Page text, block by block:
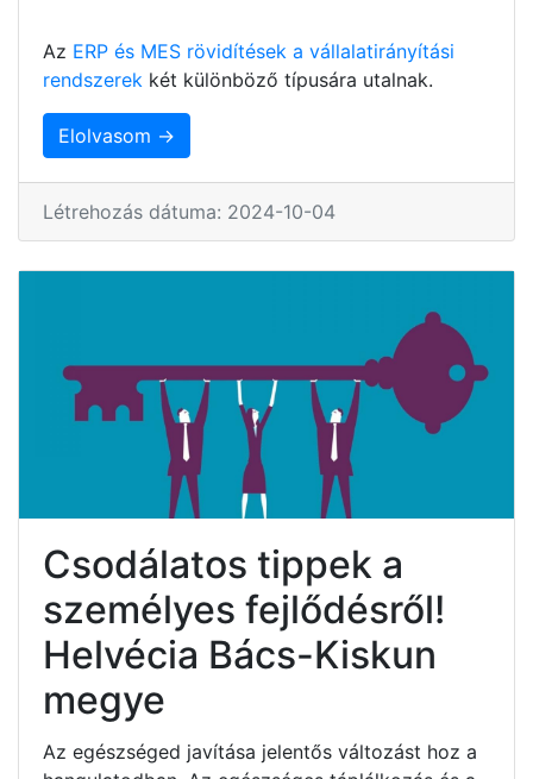
Az ERP és MES rövidítések a vállalatirányítási
rendszerek két különböző típusára utalnak.
Elolvasom →
Létrehozás dátuma: 2024-10-04
Csodálatos tippek a
személyes fejlődésről!
Helvécia Bács-Kiskun
megye
Az egészséged javítása jelentős változást hoz a